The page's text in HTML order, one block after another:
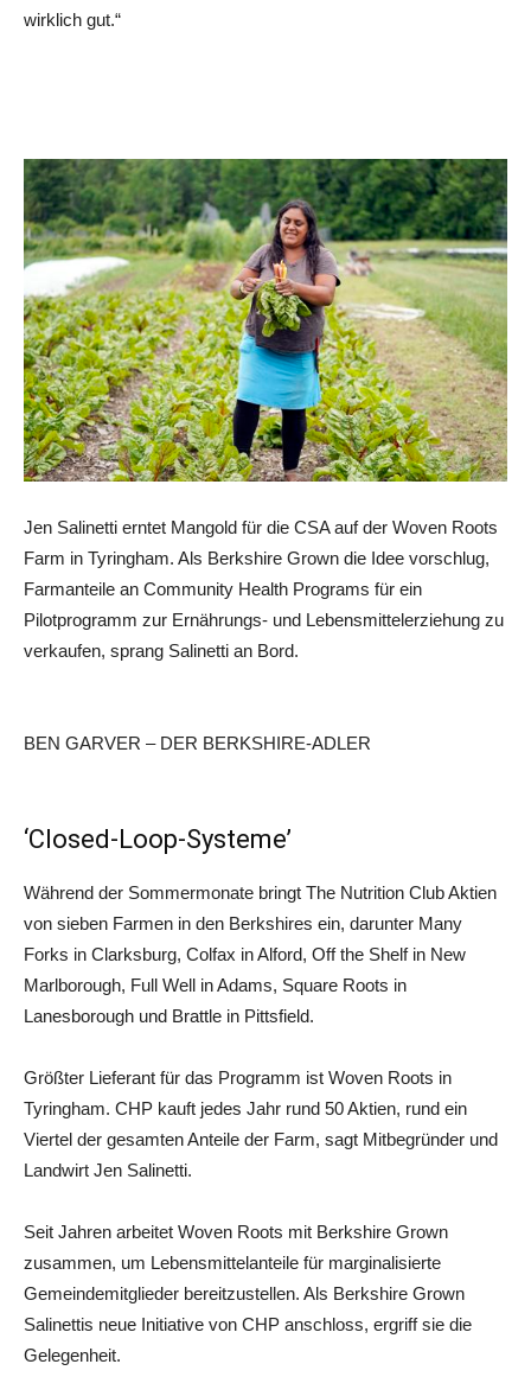
wirklich gut.“
Jen Salinetti erntet Mangold für die CSA auf der Woven Roots
Farm in Tyringham. Als Berkshire Grown die Idee vorschlug,
Farmanteile an Community Health Programs für ein
Pilotprogramm zur Ernährungs- und Lebensmittelerziehung zu
verkaufen, sprang Salinetti an Bord.
BEN GARVER – DER BERKSHIRE-ADLER
‘Closed-Loop-Systeme’
Während der Sommermonate bringt The Nutrition Club Aktien
von sieben Farmen in den Berkshires ein, darunter Many
Forks in Clarksburg, Colfax in Alford, Off the Shelf in New
Marlborough, Full Well in Adams, Square Roots in
Lanesborough und Brattle in Pittsfield.
Größter Lieferant für das Programm ist Woven Roots in
Tyringham. CHP kauft jedes Jahr rund 50 Aktien, rund ein
Viertel der gesamten Anteile der Farm, sagt Mitbegründer und
Landwirt Jen Salinetti.
Seit Jahren arbeitet Woven Roots mit Berkshire Grown
zusammen, um Lebensmittelanteile für marginalisierte
Gemeindemitglieder bereitzustellen. Als Berkshire Grown
Salinettis neue Initiative von CHP anschloss, ergriff sie die
Gelegenheit.